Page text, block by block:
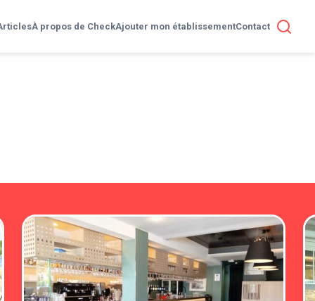
À propos de CheckAjouter mon établissementContact